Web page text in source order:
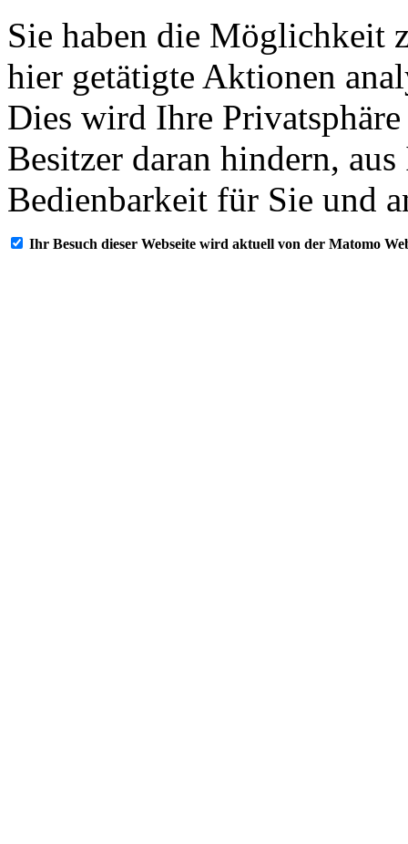
Sie haben die Möglichkeit
hier getätigte Aktionen
Dies wird Ihre
Besitzer daran hindern,
Bedienbarkeit für Sie und
Ihr Besuch dieser Webseite wird aktuell von der Matomo